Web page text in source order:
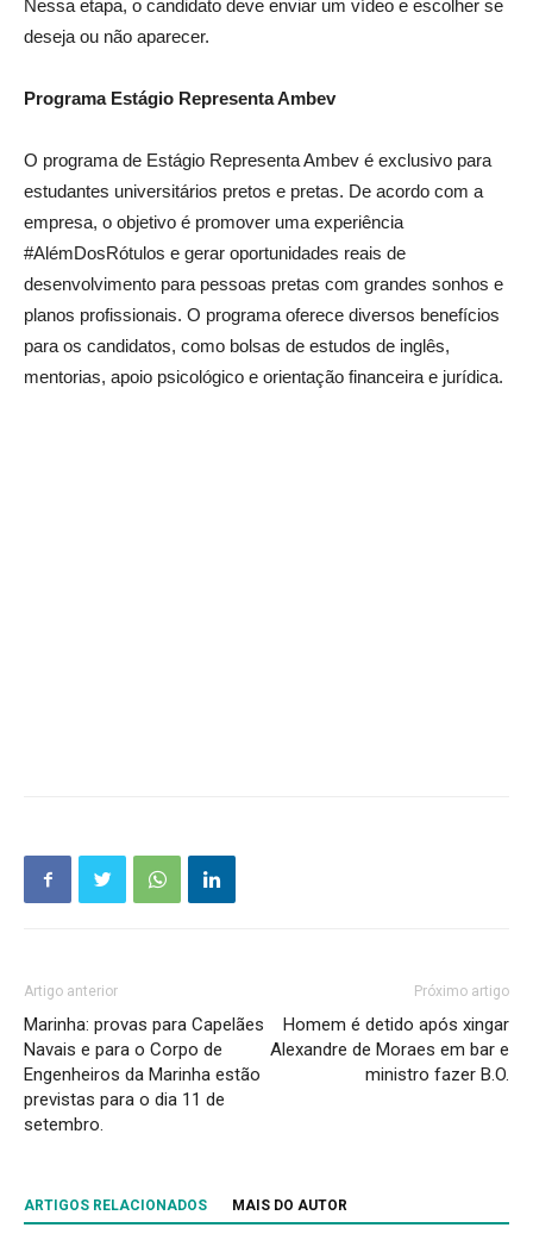
Nessa etapa, o candidato deve enviar um vídeo e escolher se
deseja ou não aparecer.
Programa Estágio Representa Ambev
O programa de Estágio Representa Ambev é exclusivo para
estudantes universitários pretos e pretas. De acordo com a
empresa, o objetivo é promover uma experiência
#AlémDosRótulos e gerar oportunidades reais de
desenvolvimento para pessoas pretas com grandes sonhos e
planos profissionais. O programa oferece diversos benefícios
para os candidatos, como bolsas de estudos de inglês,
mentorias, apoio psicológico e orientação financeira e jurídica.
Artigo anterior
Marinha: provas para Capelães
Navais e para o Corpo de
Engenheiros da Marinha estão
previstas para o dia 11 de
setembro.
Próximo artigo
Homem é detido após xingar
Alexandre de Moraes em bar e
ministro fazer B.O.
ARTIGOS RELACIONADOS MAIS DO AUTOR